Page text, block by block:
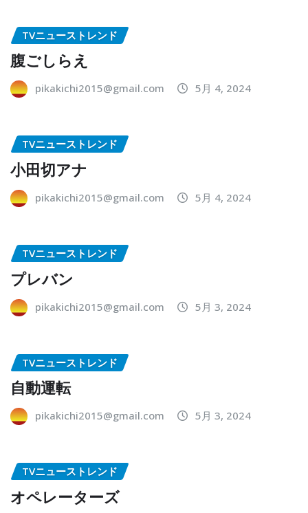
TVニューストレンド
腹ごしらえ
pikakichi2015@gmail.com 5月 4, 2024
TVニューストレンド
小田切アナ
pikakichi2015@gmail.com 5月 4, 2024
TVニューストレンド
プレバン
pikakichi2015@gmail.com 5月 3, 2024
TVニューストレンド
自動運転
pikakichi2015@gmail.com 5月 3, 2024
TVニューストレンド
オペレーターズ